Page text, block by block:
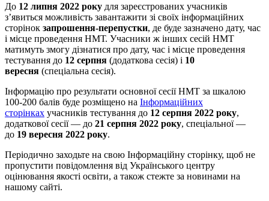
До 12 липня 2022 року для зареєстрованих учасників
з’явиться можливість завантажити зі своїх інформаційних
сторінок запрошення-перепустки, де буде зазначено дату, час
і місце проведення НМТ. Учасники ж інших сесій НМТ
матимуть змогу дізнатися про дату, час і місце проведення
тестування до 12 серпня (додаткова сесія) і 10
вересня (спеціальна сесія).
Інформацію про результати основної сесії НМТ за шкалою
100-200 балів буде розміщено на Інформаційних
сторінках учасників тестування до 12 серпня 2022 року,
додаткової сесії — до 21 серпня 2022 року, спеціальної —
до 19 вересня 2022 року.
Періодично заходьте на свою Інформаційну сторінку, щоб не
пропустити повідомлення від Українського центру
оцінювання якості освіти, а також стежте за новинами на
нашому сайті.